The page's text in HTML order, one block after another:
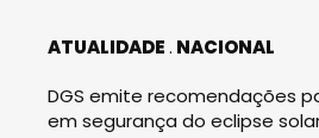
ATUALIDADE NACIONAL
DGS emite recomendações
em segurança do eclipse